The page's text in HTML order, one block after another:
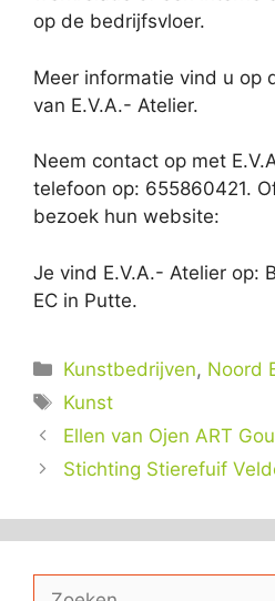
op de bedrijfsvloer.
Meer informatie vind u op
van E.V.A.- Atelier.
Neem contact op met
telefoon op: 655860421.
bezoek hun website:
Je vind E.V.A.- Atelier op:
EC in Putte.
Categorieën
Kunstbedrijven, Noord
Tags
Kunst
Ellen van Ojen ART
Stichting Stierefuif